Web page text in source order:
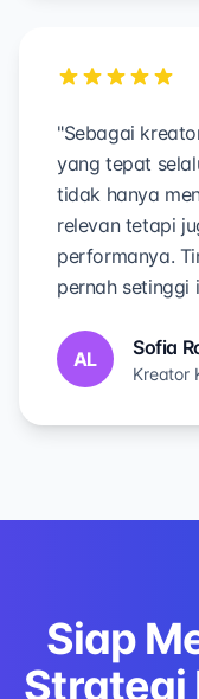
"Sebagai
yang tepat
tidak hanya
relevan tetapi
performanya.
pernah setinggi
AL Sofia
Kreator
Siap
Strategi